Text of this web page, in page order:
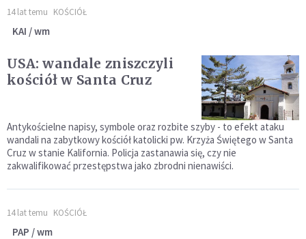
14 lat temu KOŚCIÓŁ
KAI / wm
USA: wandale zniszczyli
kościół w Santa Cruz
Antykościelne napisy, symbole oraz rozbite szyby - to efekt ataku
wandali na zabytkowy kościół katolicki pw. Krzyża Świętego w Santa
Cruz w stanie Kalifornia. Policja zastanawia się, czy nie
zakwalifikować przestępstwa jako zbrodni nienawiści.
14 lat temu KOŚCIÓŁ
PAP / wm